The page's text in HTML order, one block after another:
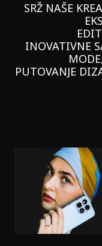
SRŽ NAŠE
INOVATIVNE
PUTOVANJE